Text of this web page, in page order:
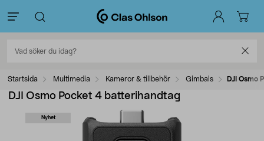
Startsida Multimedia Kameror & tillbehör Gimbals DJI Osmo
DJI Osmo Pocket 4 batterihandtag
Nyhet